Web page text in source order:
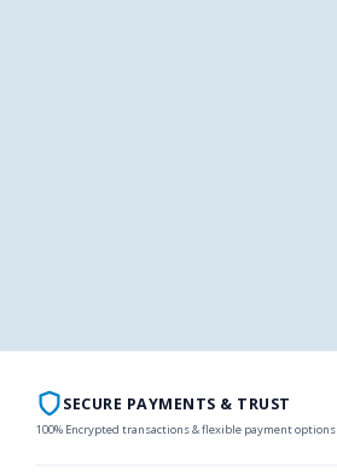
SECURE PAYMENTS & TRUST
100% Encrypted transactions & flexible payment options